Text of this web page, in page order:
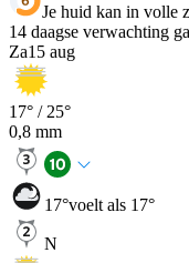
Je huid kan in volle
14 daagse verwachting
Za15 aug
17° / 25°
0,8 mm
17°voelt als 17°
N